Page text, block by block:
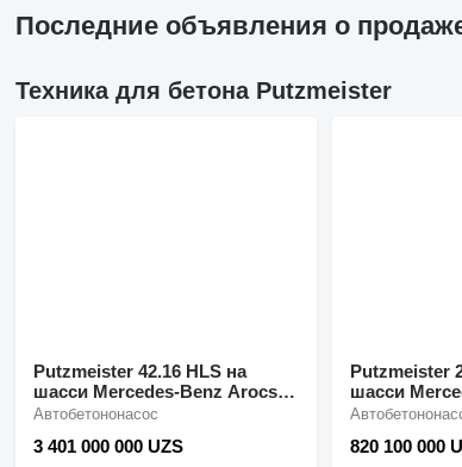
Последние объявления о
Техника для бетона Putzmeister
Putzmeister 42.16 HLS на
шасси Mercedes-Benz Arocs
4143 putzmeister 42m, 160m3/h
3 401 000 000 UZS
Автобетононасос
Putzmeister
шасси
4141
820 100 000